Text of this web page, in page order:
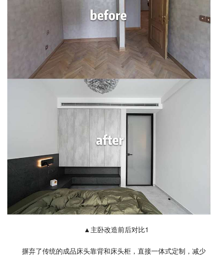
▲主卧改造前后对比1
摒弃了传统的成品床头靠背和床头柜，直接一体式定制，减少